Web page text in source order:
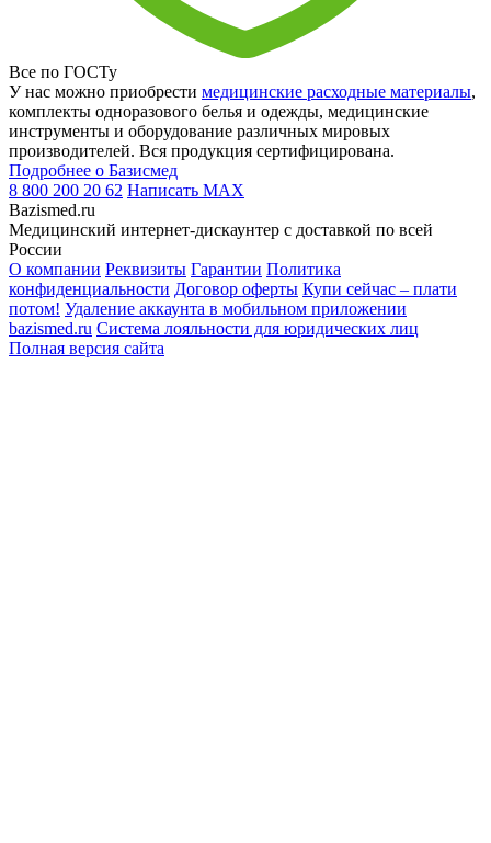
Все по ГОСТу
У нас можно приобрести медицинские расходные материалы,
комплекты одноразового белья и одежды, медицинские
инструменты и оборудование различных мировых
производителей. Вся продукция сертифицирована.
Подробнее о Базисмед
8 800 200 20 62 Написать MAX
Bazismed.ru
Медицинский интернет-дискаунтер с доставкой по всей
России
О компании Реквизиты Гарантии Политика
конфиденциальности Договор оферты Купи сейчас – плати
потом! Удаление аккаунта в мобильном приложении
bazismed.ru Система лояльности для юридических лиц
Полная версия сайта